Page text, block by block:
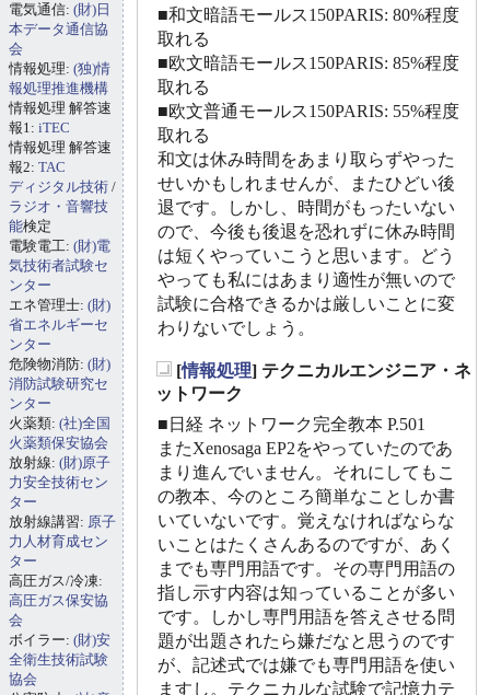
■和文暗語モールス150PARIS: 80%程度
取れる
■欧文暗語モールス150PARIS: 85%程度
取れる
■欧文普通モールス150PARIS: 55%程度
取れる
和文は休み時間をあまり取らずやった
せいかもしれませんが、またひどい後
退です。しかし、時間がもったいない
ので、今後も後退を恐れずに休み時間
は短くやっていこうと思います。どう
やっても私にはあまり適性が無いので
試験に合格できるかは厳しいことに変
わりないでしょう。
[情報処理] テクニカルエンジニア・ネ
ットワーク
■日経 ネットワーク完全教本 P.501
またXenosaga EP2をやっていたのであ
まり進んでいません。それにしてもこ
の教本、今のところ簡単なことしか書
いていないです。覚えなければならな
いことはたくさんあるのですが、あく
までも専門用語です。その専門用語の
指し示す内容は知っていることが多い
です。しかし専門用語を答えさせる問
題が出題されたら嫌だなと思うのです
が、記述式では嫌でも専門用語を使い
ますし。テクニカルな試験で記憶力テ
電気通信: (財)日
本データ通信協
会
情報処理: (独)情
報処理推進機構
情報処理 解答速
報1: iTEC
情報処理 解答速
報2: TAC
ディジタル技術 /
ラジオ・音響技
能検定
電験電工: (財)電
気技術者試験セ
ンター
エネ管理士: (財)
省エネルギーセ
ンター
危険物消防: (財)
消防試験研究セ
ンター
火薬類: (社)全国
火薬類保安協会
放射線: (財)原子
力安全技術セン
ター
放射線講習: 原子
力人材育成セン
ター
高圧ガス/冷凍:
高圧ガス保安協
会
ボイラー: (財)安
全衛生技術試験
協会